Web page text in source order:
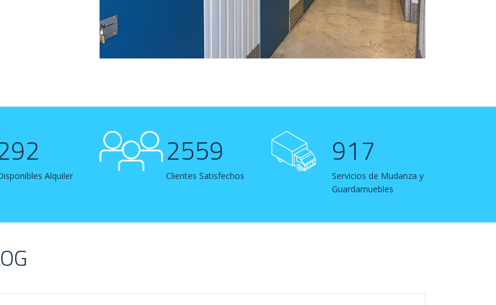
Alquiler
2563
Clientes Satisfechos
917
Servicios de Mudanza y
Guardamuebles